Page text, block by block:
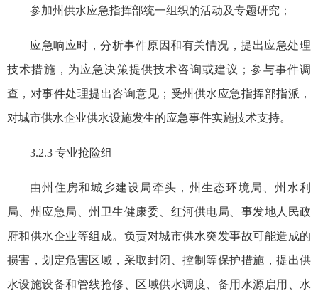
参加州供水应急指挥部统一组织的活动及专题研究；
应急响应时，分析事件原因和有关情况，提出应急处理
技术措施，为应急决策提供技术咨询或建议；参与事件调
查，对事件处理提出咨询意见；受州供水应急指挥部指派，
对城市供水企业供水设施发生的应急事件实施技术支持。
3.2.3 专业抢险组
由州住房和城乡建设局牵头，州生态环境局、州水利
局、州应急局、州卫生健康委、红河供电局、事发地人民政
府和供水企业等组成。负责对城市供水突发事故可能造成的
损害，划定危害区域，采取封闭、控制等保护措施，提出供
水设施设备和管线抢修、区域供水调度、备用水源启用、水